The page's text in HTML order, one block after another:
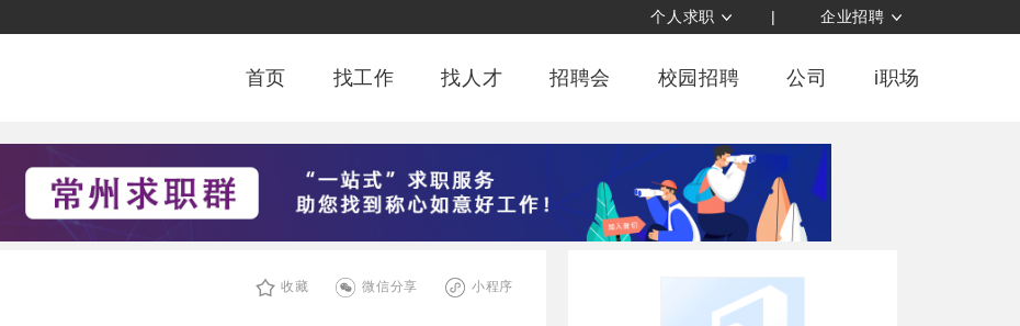
个人求职 | 企业招聘
首页 找工作 找人才 招聘会 校园招聘 公司 i职场
收藏 微信分享 小程序